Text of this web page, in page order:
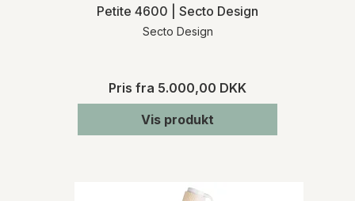
Petite 4600 | Secto Design
Secto Design
Pris fra 5.000,00 DKK
Vis produkt